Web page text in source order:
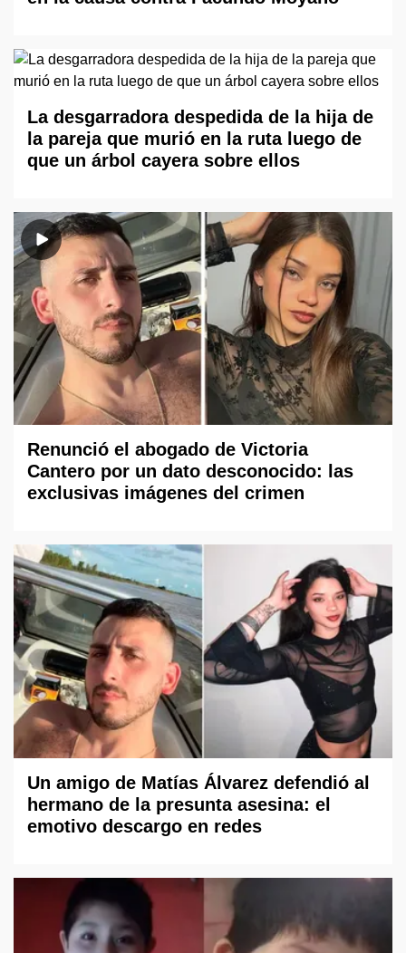
La desgarradora despedida de la hija de
la pareja que murió en la ruta luego de
que un árbol cayera sobre ellos
Renunció el abogado de Victoria
Cantero por un dato desconocido: las
exclusivas imágenes del crimen
Un amigo de Matías Álvarez defendió al
hermano de la presunta asesina: el
emotivo descargo en redes